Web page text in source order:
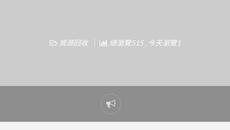
資源回收 總瀏覽515 , 今天瀏覽1
Report
problem